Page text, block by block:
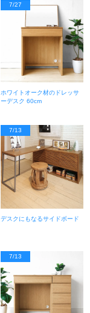
7/27
ホワイトオーク材のドレッサ
ーデスク 60cm
7/13
デスクにもなるサイドボード
7/13